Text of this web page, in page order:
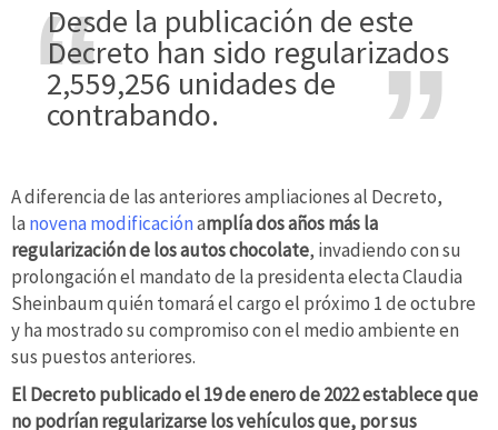
Desde la publicación de este
Decreto han sido regularizados
2,559,256 unidades de
contrabando.
A diferencia de las anteriores ampliaciones al Decreto,
la novena modificaciónamplía dos años más la
regularización de los autos chocolate, invadiendo con su
prolongación el mandato de la presidenta electa Claudia
Sheinbaum quién tomará el cargo el próximo 1 de octubre
y ha mostrado su compromiso con el medio ambiente en
sus puestos anteriores.
El Decreto publicado el 19 de enero de 2022 establece que
no podrían regularizarse los vehículos que, por sus